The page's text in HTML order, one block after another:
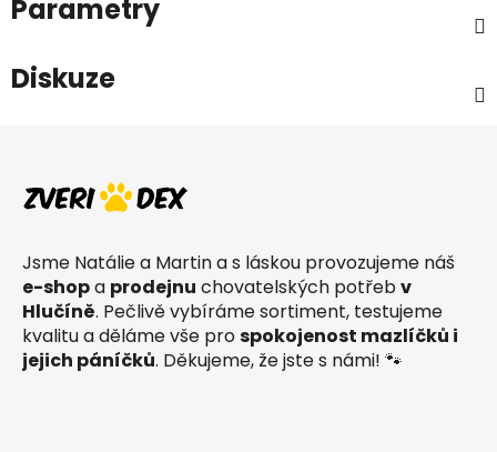
Parametry
Diskuze
Jsme Natálie a Martin a s láskou provozujeme náš
e-shopa prodejnu chovatelských potřebv
Hlučíně. Pečlivě vybíráme sortiment, testujeme
kvalitu a děláme vše prospokojenost mazlíčků i
jejich páníčků. Děkujeme, že jste s námi! 🐾